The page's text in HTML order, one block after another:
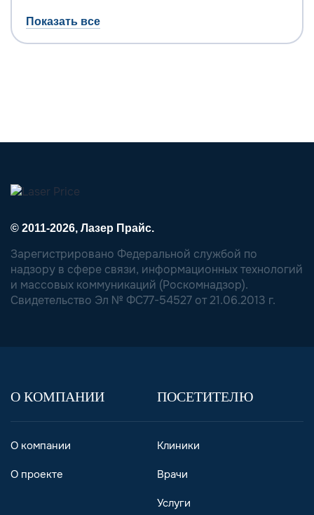
Показать все
© 2011-2026, Лазер Прайс.
Зарегистрировано Федеральной службой по
надзору в сфере связи, информационных технологий
и массовых коммуникаций (Роскомнадзор).
Свидетельство Эл № ФС77-54527 от 21.06.2013 г.
О КОМПАНИИ
О компании
О проекте
ПОСЕТИТЕЛЮ
Клиники
Врачи
Услуги